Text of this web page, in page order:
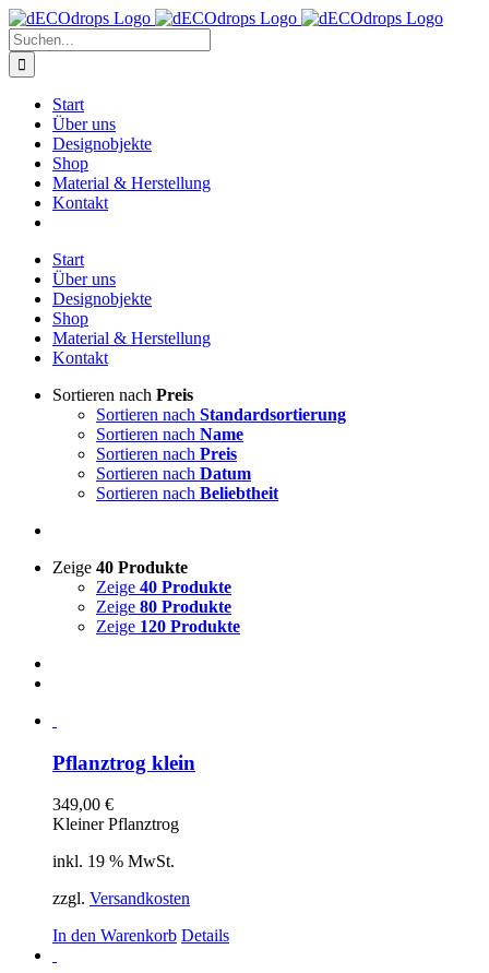
Zum
Inhalt
springen
Suche
nach:
Start
Über uns
Designobjekte
Shop
Material & Herstellung
Kontakt
Start
Über uns
Designobjekte
Shop
Material & Herstellung
Kontakt
Sortieren nach Preis
Sortieren nach Standardsortierung
Sortieren nach Name
Sortieren nach Preis
Sortieren nach Datum
Sortieren nach Beliebtheit
Zeige 40 Produkte
Zeige 40 Produkte
Zeige 80 Produkte
Zeige 120 Produkte
Pflanztrog klein
349,00 €
Kleiner Pflanztrog
inkl. 19 % MwSt.
zzgl. Versandkosten
In den Warenkorb Details